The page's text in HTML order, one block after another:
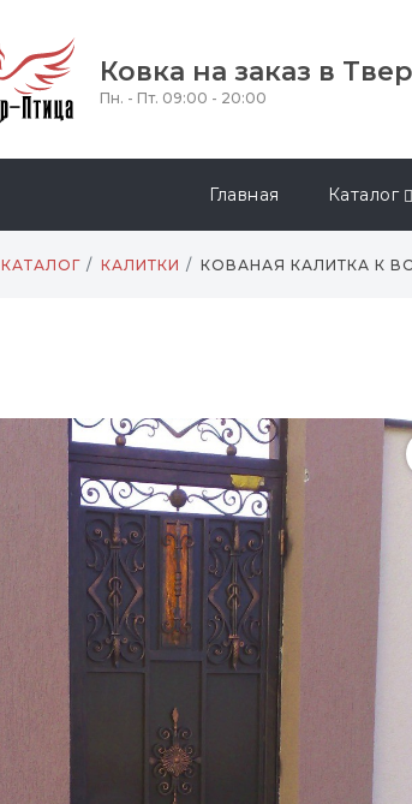
Ковка на заказ в
Пн. - Пт. 09:00 - 20:00
Главная Каталог
КАТАЛОГ КАЛИТКИ КОВАНАЯ КАЛИТКА К